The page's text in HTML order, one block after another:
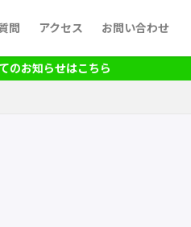
問 アクセス お問い合わせ
らせはこちら